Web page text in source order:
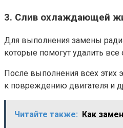
3. Слив охлаждающей
Для выполнения замены
которые помогут удалить
После выполнения всех этих
к повреждению двигателя и
Читайте также: Как